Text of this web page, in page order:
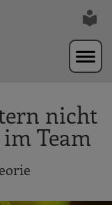
nicht
Team